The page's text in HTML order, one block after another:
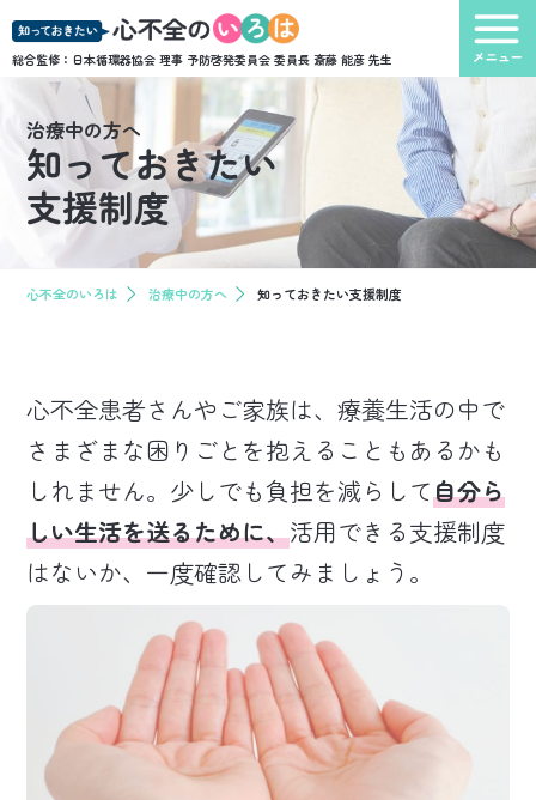
総合監修：日本循環器協会 理事 予防啓発委員会 委員長 斎藤 能彦 先生
治療中の方へ
知っておきたい
支援制度
心不全のいろは 治療中の方へ 知っておきたい支援制度
心不全患者さんやご家族は、療養生活の中で
さまざまな困りごとを抱えることもあるかも
しれません。少しでも負担を減らして自分ら
しい生活を送るために、活用できる支援制度
はないか、一度確認してみましょう。